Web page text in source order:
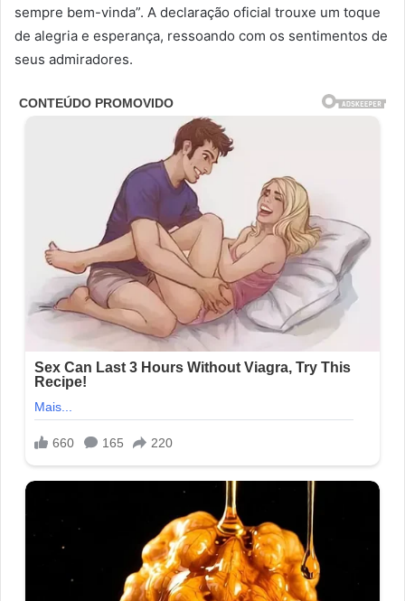
sempre bem-vinda”. A declaração oficial trouxe um toque
de alegria e esperança, ressoando com os sentimentos de
seus admiradores.